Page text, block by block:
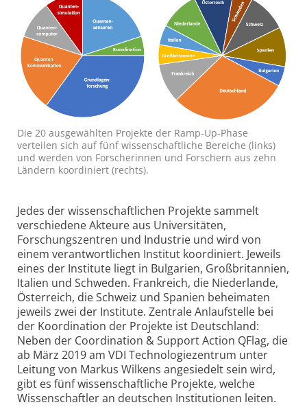
Die 20 ausgewählten Projekte der Ramp-Up-Phase
verteilen sich auf fünf wissenschaftliche Bereiche (links)
und werden von Forscherinnen und Forschern aus zehn
Ländern koordiniert (rechts).
Jedes der wissenschaftlichen Projekte sammelt
verschiedene Akteure aus Universitäten,
Forschungszentren und Industrie und wird von
einem verantwortlichen Institut koordiniert. Jeweils
eines der Institute liegt in Bulgarien, Großbritannien,
Italien und Schweden. Frankreich, die Niederlande,
Österreich, die Schweiz und Spanien beheimaten
jeweils zwei der Institute. Zentrale Anlaufstelle bei
der Koordination der Projekte ist Deutschland:
Neben der Coordination & Support Action QFlag, die
ab März 2019 am VDI Technologiezentrum unter
Leitung von Markus Wilkens angesiedelt sein wird,
gibt es fünf wissenschaftliche Projekte, welche
Wissenschaftler an deutschen Institutionen leiten.